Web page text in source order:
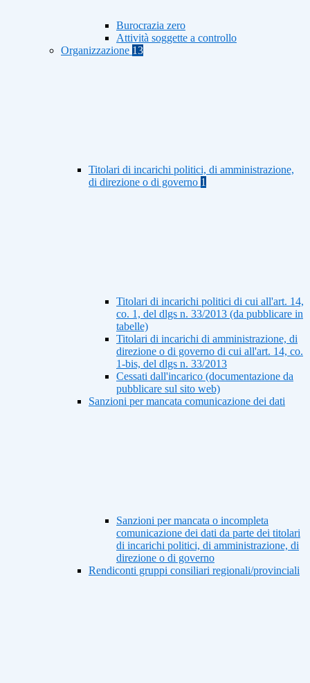
Burocrazia zero
Attività soggette a controllo
Organizzazione 13
Titolari di incarichi politici, di amministrazione,
di direzione o di governo 1
Titolari di incarichi politici di cui all'art. 14,
co. 1, del dlgs n. 33/2013 (da pubblicare in
tabelle)
Titolari di incarichi di amministrazione, di
direzione o di governo di cui all'art. 14, co.
1-bis, del dlgs n. 33/2013
Cessati dall'incarico (documentazione da
pubblicare sul sito web)
Sanzioni per mancata comunicazione dei dati
Sanzioni per mancata o incompleta
comunicazione dei dati da parte dei titolari
di incarichi politici, di amministrazione, di
direzione o di governo
Rendiconti gruppi consiliari regionali/provinciali